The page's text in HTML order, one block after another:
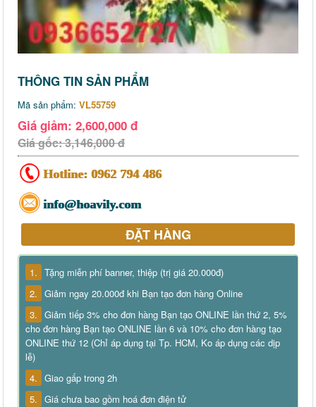
THÔNG TIN SẢN PHẨM
Mã sản phẩm: VL55759
Giá giảm: 2,600,000 đ
Giá gốc: 3,146,000 đ
Hotline: 0962 794 486
info@hoavily.com
ĐẶT HÀNG
1. Tặng miễn phí banner, thiệp (trị giá 20.000đ)
2. Giảm ngay 20.000đ khi Bạn tạo đơn hàng Online
3. Giảm tiếp 3% cho đơn hàng Bạn tạo ONLINE lần thứ 2, 5%
cho đơn hàng Bạn tạo ONLINE lần 6 và 10% cho đơn hàng tạo
ONLINE thứ 12 (Chỉ áp dụng tại Tp. HCM, Ko áp dụng các dịp
lễ)
4. Giao gấp trong 2h
5. Giá chưa bao gồm hoá đơn điện tử